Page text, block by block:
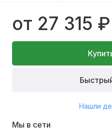
от 27 315 ₽
Нашли
Мы в сети